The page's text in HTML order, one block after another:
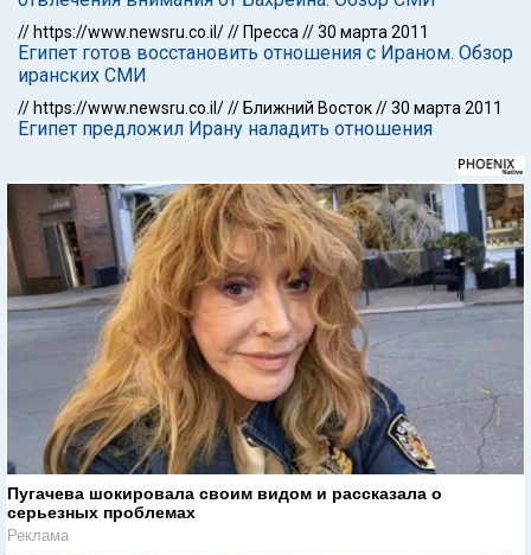
// https://www.newsru.co.il/// Пресса //30 марта 2011
Египет готов восстановить отношения с Ираном. Обзор
иранских СМИ
// https://www.newsru.co.il/// Ближний Восток//30 марта 2011
Египет предложил Ирану наладить отношения
Пугачева шокировала своим видом и рассказала о
серьезных проблемах
Реклама